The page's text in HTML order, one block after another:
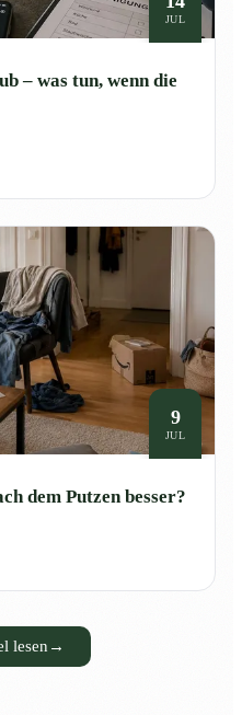
JUL
– was tun, wenn die
9
JUL
dem Putzen besser?
lesen →